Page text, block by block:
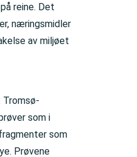
reine. Det
næringsmidler
av miljøet
Tromsø-
som i
som
Prøvene